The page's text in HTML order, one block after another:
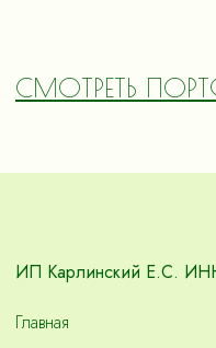
СМОТРЕТЬ
ИП Карлинский Е.С.
Главная